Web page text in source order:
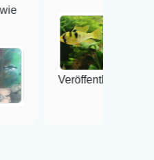
Veröffentlicht auf Google